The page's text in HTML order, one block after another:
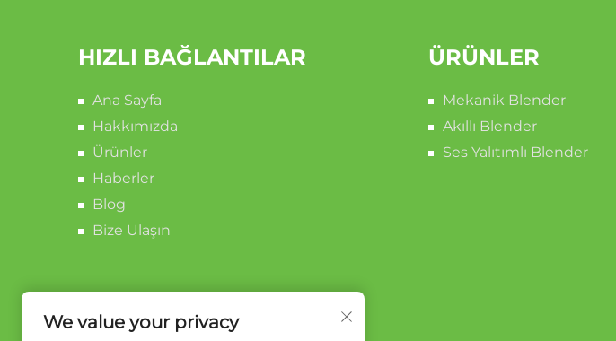
HIZLI BAĞLANTILAR
Ana Sayfa
Hakkımızda
Ürünler
Haberler
Blog
Bize Ulaşın
ÜRÜNLER
Mekanik Blender
Akıllı Blender
Ses Yalıtımlı Blender
We value your privacy